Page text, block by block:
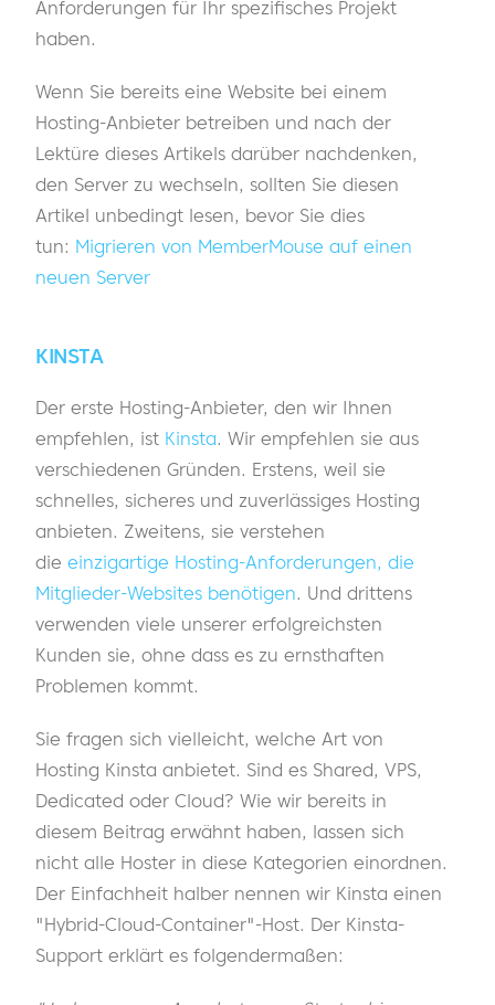
Anforderungen für Ihr spezifisches Projekt
haben.
Wenn Sie bereits eine Website bei einem
Hosting-Anbieter betreiben und nach der
Lektüre dieses Artikels darüber nachdenken,
den Server zu wechseln, sollten Sie diesen
Artikel unbedingt lesen, bevor Sie dies
tun: Migrieren von MemberMouse auf einen
neuen Server
KINSTA
Der erste Hosting-Anbieter, den wir Ihnen
empfehlen, ist Kinsta. Wir empfehlen sie aus
verschiedenen Gründen. Erstens, weil sie
schnelles, sicheres und zuverlässiges Hosting
anbieten. Zweitens, sie verstehen
die einzigartige Hosting-Anforderungen, die
Mitglieder-Websites benötigen. Und drittens
verwenden viele unserer erfolgreichsten
Kunden sie, ohne dass es zu ernsthaften
Problemen kommt.
Sie fragen sich vielleicht, welche Art von
Hosting Kinsta anbietet. Sind es Shared, VPS,
Dedicated oder Cloud? Wie wir bereits in
diesem Beitrag erwähnt haben, lassen sich
nicht alle Hoster in diese Kategorien einordnen.
Der Einfachheit halber nennen wir Kinsta einen
"Hybrid-Cloud-Container"-Host. Der Kinsta-
Support erklärt es folgendermaßen: